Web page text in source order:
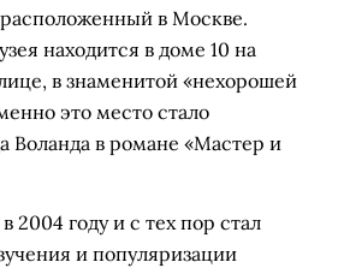
в Москве.
находится в доме 10 на
в знаменитой «нехорошей
это место стало
Воланда в романе «Мастер и
2004 году и с тех пор стал
и популяризации